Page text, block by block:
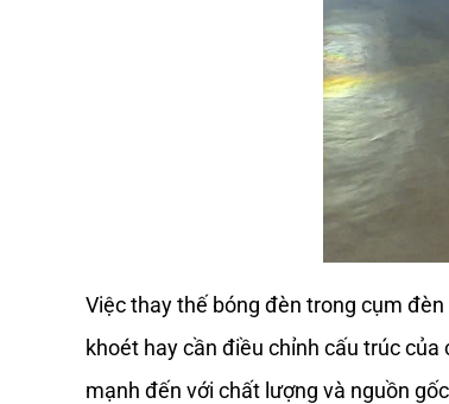
Việc thay thế bóng đèn trong cụm
khoét hay cần điều chỉnh cấu trúc
mạnh đến với chất lượng và nguồn